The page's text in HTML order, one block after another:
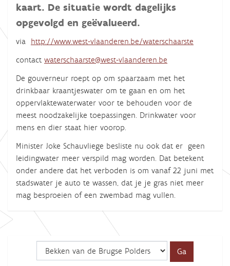
kaart. De situatie wordt dagelijks
opgevolgd en geëvalueerd.
via http://www.west-vlaanderen.be/waterschaarste
contact waterschaarste@west-vlaanderen.be
De gouverneur roept op om spaarzaam met het
drinkbaar kraantjeswater om te gaan en om het
oppervlaktewaterwater voor te behouden voor de
meest noodzakelijke toepassingen. Drinkwater voor
mens en dier staat hier voorop.
Minister Joke Schauvliege besliste nu ook dat er geen
leidingwater meer verspild mag worden. Dat betekent
onder andere dat het verboden is om vanaf 22 juni met
stadswater je auto te wassen, dat je je gras niet meer
mag besproeien of een zwembad mag vullen.